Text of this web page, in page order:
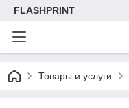
FLASHPRINT
Товары и услуги